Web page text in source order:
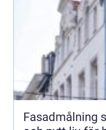
Fasadmålning skydd, hållbarhet